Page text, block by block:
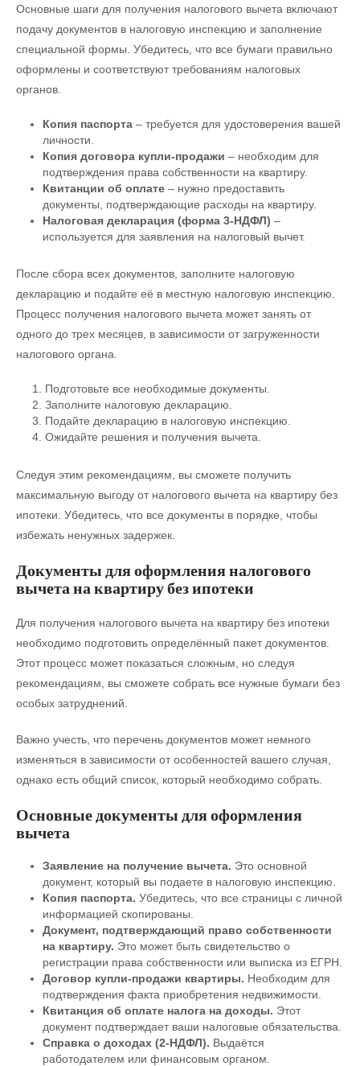
Основные шаги для получения налогового вычета включают
подачу документов в налоговую инспекцию и заполнение
специальной формы. Убедитесь, что все бумаги правильно
оформлены и соответствуют требованиям налоговых
органов.
Копия паспорта– требуется для удостоверения вашей
личности.
Копия договора купли-продажи – необходим для
подтверждения права собственности на квартиру.
Квитанции об оплате– нужно предоставить
документы, подтверждающие расходы на квартиру.
Налоговая декларация (форма 3-НДФЛ) –
используется для заявления на налоговый вычет.
После сбора всех документов, заполните налоговую
декларацию и подайте её в местную налоговую инспекцию.
Процесс получения налогового вычета может занять от
одного до трех месяцев, в зависимости от загруженности
налогового органа.
Подготовьте все необходимые документы.
Заполните налоговую декларацию.
Подайте декларацию в налоговую инспекцию.
Ожидайте решения и получения вычета.
Следуя этим рекомендациям, вы сможете получить
максимальную выгоду от налогового вычета на квартиру без
ипотеки. Убедитесь, что все документы в порядке, чтобы
избежать ненужных задержек.
Документы для оформления налогового
вычета на квартиру без ипотеки
Для получения налогового вычета на квартиру без ипотеки
необходимо подготовить определённый пакет документов.
Этот процесс может показаться сложным, но следуя
рекомендациям, вы сможете собрать все нужные бумаги без
особых затруднений.
Важно учесть, что перечень документов может немного
изменяться в зависимости от особенностей вашего случая,
однако есть общий список, который необходимо собрать.
Основные документы для оформления
вычета
Заявление на получение вычета. Это основной
документ, который вы подаете в налоговую инспекцию.
Копия паспорта. Убедитесь, что все страницы с личной
информацией скопированы.
Документ, подтверждающий право собственности
на квартиру. Это может быть свидетельство о
регистрации права собственности или выписка из ЕГРН.
Договор купли-продажи квартиры. Необходим для
подтверждения факта приобретения недвижимости.
Квитанция об оплате налога на доходы. Этот
документ подтверждает ваши налоговые обязательства.
Справка о доходах (2-НДФЛ). Выдаётся
работодателем или финансовым органом.